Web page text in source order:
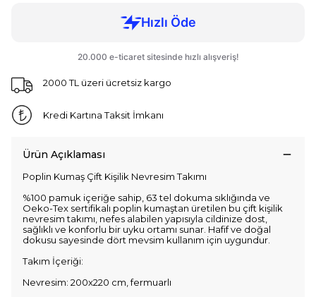
2000 TL üzeri ücretsiz kargo
Kredi Kartına Taksit İmkanı
Ürün Açıklaması
Poplin Kumaş Çift Kişilik Nevresim Takımı
%100 pamuk içeriğe sahip, 63 tel dokuma sıklığında ve
Oeko-Tex sertifikalı poplin kumaştan üretilen bu çift kişilik
nevresim takımı, nefes alabilen yapısıyla cildinize dost,
sağlıklı ve konforlu bir uyku ortamı sunar. Hafif ve doğal
dokusu sayesinde dört mevsim kullanım için uygundur.
Takım İçeriği:
Nevresim: 200x220 cm, fermuarlı